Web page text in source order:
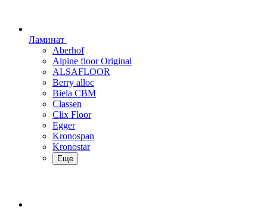
Ламинат
Aberhof
Alpine floor Original
ALSAFLOOR
Berry alloc
Biela CBM
Classen
Clix Floor
Egger
Kronospan
Kronostar
Еще